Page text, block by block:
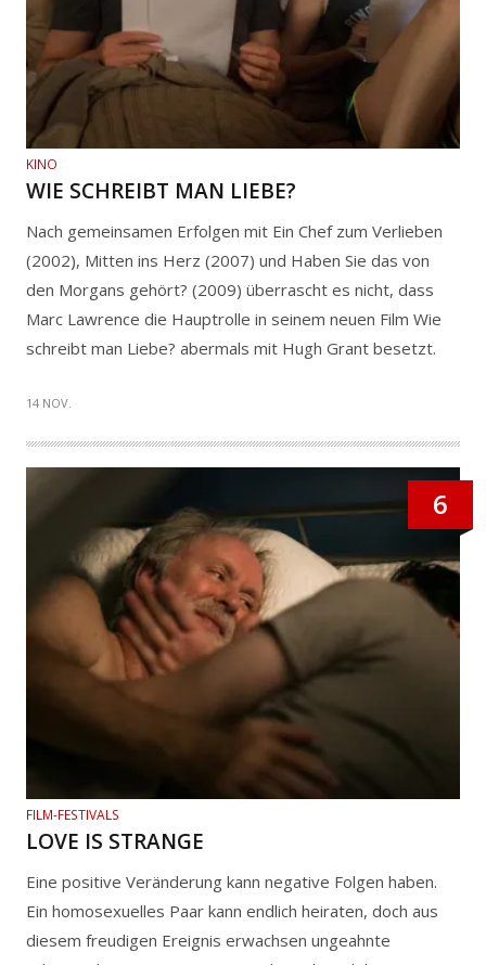
KINO
WIE SCHREIBT MAN LIEBE?
Nach gemeinsamen Erfolgen mit Ein Chef zum Verlieben
(2002), Mitten ins Herz (2007) und Haben Sie das von
den Morgans gehört? (2009) überrascht es nicht, dass
Marc Lawrence die Hauptrolle in seinem neuen Film Wie
schreibt man Liebe? abermals mit Hugh Grant besetzt.
14 NOV.
6
FILM-FESTIVALS
LOVE IS STRANGE
Eine positive Veränderung kann negative Folgen haben.
Ein homosexuelles Paar kann endlich heiraten, doch aus
diesem freudigen Ereignis erwachsen ungeahnte